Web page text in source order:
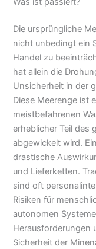
Die ursprüngliche
nicht unbedingt ein
Handel zu
hat allein die
Unsicherheit in der
Diese Meerenge ist
meistbefahrenen
erheblicher Teil des
abgewickelt wird.
drastische
und Lieferketten.
sind oft
Risiken für
autonomen
Herausforderungen
Sicherheit der